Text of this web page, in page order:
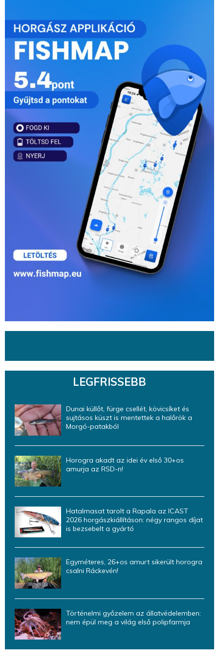
LEGFRISSEBB
Dunai küllőt, fürge csellét, kövicsíket és
sujtásos küszt is mentettek a halőrök a
Morgó-patakból
Horogra akadt az idei év első 30+os
amurja az RSD-n!
Hatalmasat tarolt a Rapala az ICAST
2026 horgászkiállításon: négy rangos díjat
is bezsebelt a gyártó
Egyméteres, 26+os amurt sikerült horogra
csalni Ráckevén!
Történelmi győzelem az állatvédelemben:
nem épül meg a világ első polipfarmja